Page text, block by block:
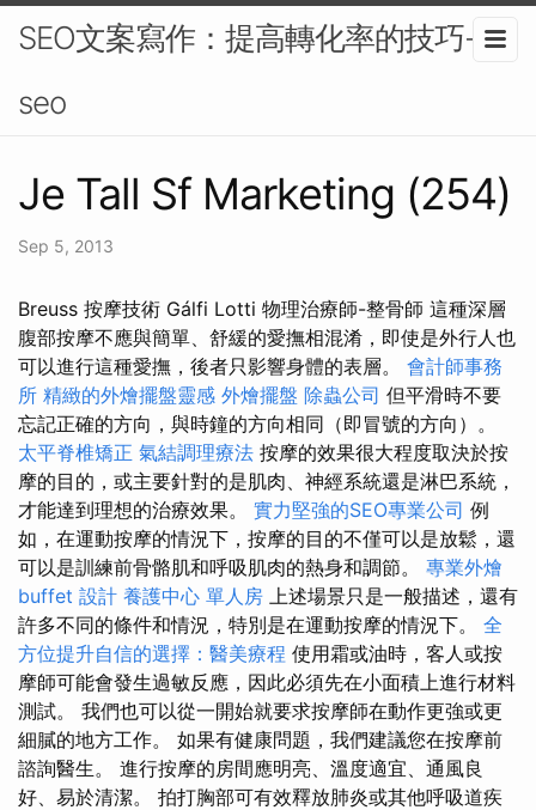
SEO文案寫作：提高轉化率的技巧-
seo
Je Tall Sf Marketing (254)
Sep 5, 2013
Breuss 按摩技術 Gálfi Lotti 物理治療師-整骨師 這種深層
腹部按摩不應與簡單、舒緩的愛撫相混淆，即使是外行人也
可以進行這種愛撫，後者只影響身體的表層。 會計師事務
所 精緻的外燴擺盤靈感 外燴擺盤 除蟲公司 但平滑時不要
忘記正確的方向，與時鐘的方向相同（即冒號的方向）。
太平脊椎矯正 氣結調理療法 按摩的效果很大程度取決於按
摩的目的，或主要針對的是肌肉、神經系統還是淋巴系統，
才能達到理想的治療效果。 實力堅強的SEO專業公司 例
如，在運動按摩的情況下，按摩的目的不僅可以是放鬆，還
可以是訓練前骨骼肌和呼吸肌肉的熱身和調節。 專業外燴
buffet 設計 養護中心 單人房 上述場景只是一般描述，還有
許多不同的條件和情況，特別是在運動按摩的情況下。 全
方位提升自信的選擇：醫美療程 使用霜或油時，客人或按
摩師可能會發生過敏反應，因此必須先在小面積上進行材料
測試。 我們也可以從一開始就要求按摩師在動作更強或更
細膩的地方工作。 如果有健康問題，我們建議您在按摩前
諮詢醫生。 進行按摩的房間應明亮、溫度適宜、通風良
好、易於清潔。 拍打胸部可有效釋放肺炎或其他呼吸道疾